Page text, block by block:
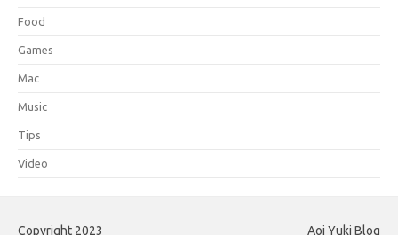
Food
Games
Mac
Music
Tips
Video
Copyright 2023 Aoi Yuki Blog